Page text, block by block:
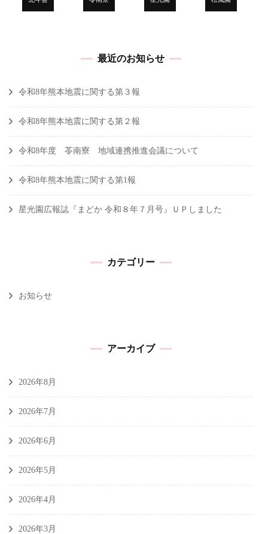
最近のお知らせ
令和8年熊本地震に関する第３報
令和8年熊本地震に関する第２報
令和8年度 苓南寮 地域連携推進会議について
令和8年熊本地震に関する第1報
星光園広報誌『まどか 令和８年７月号』ＵＰしました
カテゴリー
お知らせ
アーカイブ
2026年8月
2026年7月
2026年6月
2026年5月
2026年4月
2026年3月